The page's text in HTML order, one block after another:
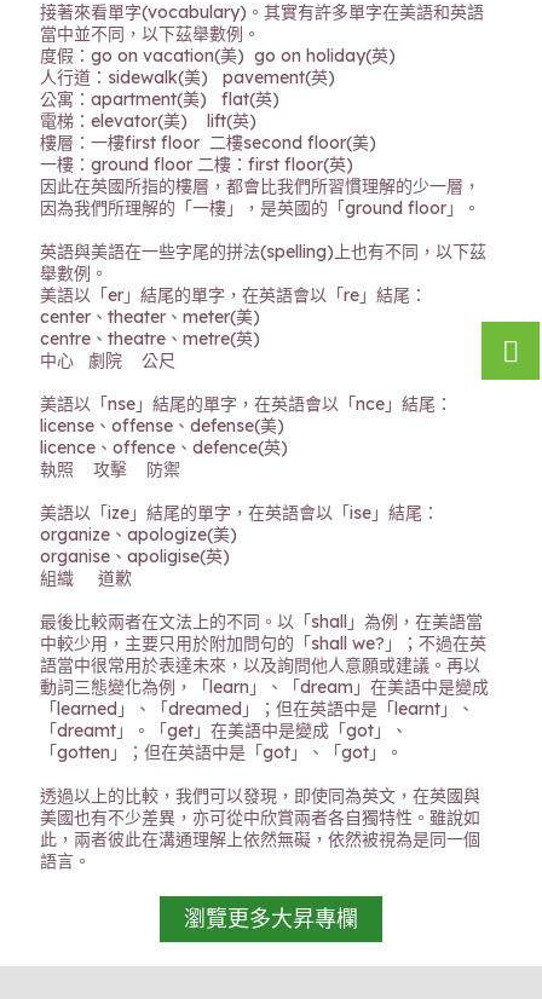
接著來看單字(vocabulary)。其實有許多單字在美語和英語
當中並不同，以下茲舉數例。
度假：go on vacation(美) go on holiday(英)
人行道：sidewalk(美) pavement(英)
公寓：apartment(美) flat(英)
電梯：elevator(美) lift(英)
樓層：一樓first floor 二樓second floor(美)
一樓：ground floor 二樓：first floor(英)
因此在英國所指的樓層，都會比我們所習慣理解的少一層，
因為我們所理解的「一樓」，是英國的「ground floor」。
英語與美語在一些字尾的拼法(spelling)上也有不同，以下茲
舉數例。
美語以「er」結尾的單字，在英語會以「re」結尾：
center、theater、meter(美)
centre、theatre、metre(英)
中心 劇院 公尺
美語以「nse」結尾的單字，在英語會以「nce」結尾：
license、offense、defense(美)
licence、offence、defence(英)
執照 攻擊 防禦
美語以「ize」結尾的單字，在英語會以「ise」結尾：
organize、apologize(美)
organise、apoligise(英)
組織 道歉
最後比較兩者在文法上的不同。以「shall」為例，在美語當
中較少用，主要只用於附加問句的「shall we?」；不過在英
語當中很常用於表達未來，以及詢問他人意願或建議。再以
動詞三態變化為例，「learn」、「dream」在美語中是變成
「learned」、「dreamed」；但在英語中是「learnt」、
「dreamt」。「get」在美語中是變成「got」、
「gotten」；但在英語中是「got」、「got」。
透過以上的比較，我們可以發現，即使同為英文，在英國與
美國也有不少差異，亦可從中欣賞兩者各自獨特性。雖說如
此，兩者彼此在溝通理解上依然無礙，依然被視為是同一個
語言。
瀏覽更多大昇專欄